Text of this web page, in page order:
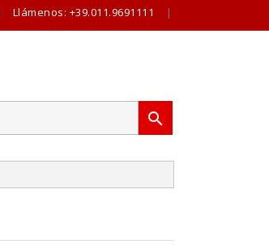
Llámenos: +39.011.9691111 |
